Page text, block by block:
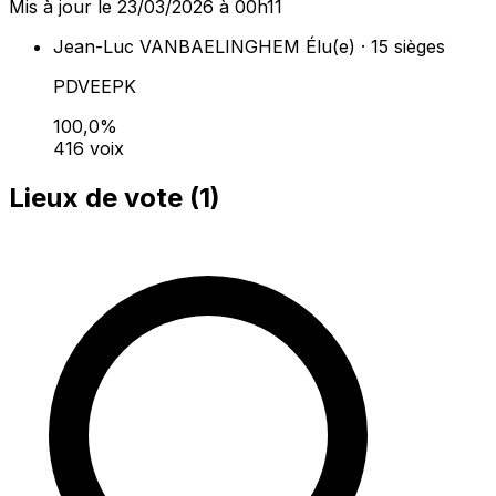
Mis à jour le 23/03/2026 à 00h11
Jean-Luc VANBAELINGHEM Élu(e) · 15 sièges
PDVEEPK
100,0%
416 voix
Lieux de vote (1)